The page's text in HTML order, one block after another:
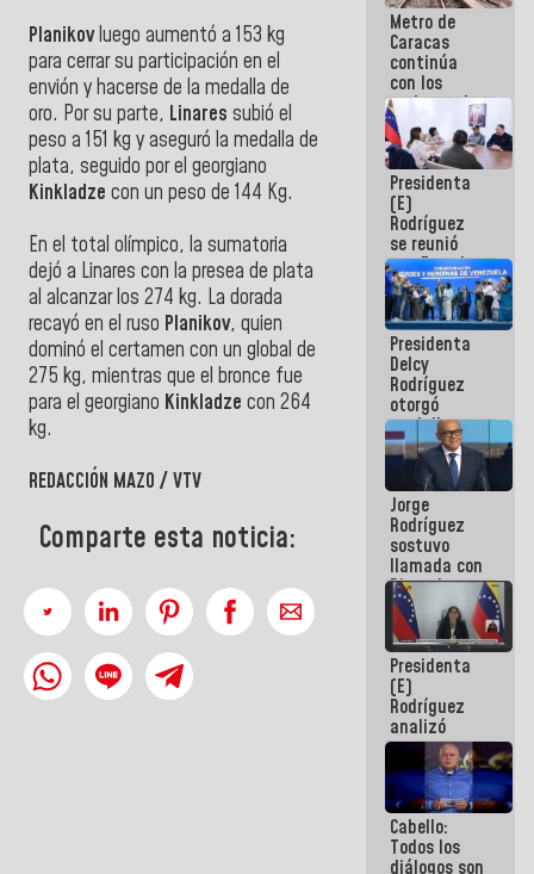
Planikovluego aumentó a 153 kg
para cerrar su participación en el
envión y hacerse de la medalla de
oro. Por su parte, Linares subió el
peso a 151 kg y aseguró la medalla de
plata, seguido por el georgiano
Kinkladze con un peso de 144 Kg.
En el total olímpico, la sumatoria
dejó a Linares con la presea de plata
al alcanzar los 274 kg. La dorada
recayó en el ruso Planikov, quien
dominó el certamen con un global de
275 kg, mientras que el bronce fue
para el georgiano Kinkladze con 264
kg.
REDACCIÓN MAZO / VTV
Comparte esta noticia:
Metro de
Caracas
continúa
con los
trabajos de
mantenimiento
e inspección
en la Línea 2
Presidenta
(E)
Rodríguez
se reunió
con Estado
Mayor
Eléctrico
para
abordar
planes de
acción
Presidenta
Delcy
Rodríguez
otorgó
medalla
"Héroe de
Venezuela"
a servidores
públicos
Jorge
Rodríguez
sostuvo
llamada con
Dinorah
Figuera y
acuerdan
primer
encuentro
presencial
para el
diálogo
Presidenta
(E)
Rodríguez
analizó
junto a
gobernadores
planes de
recuperación
del Sistema
Eléctrico
Cabello:
Todos los
diálogos son